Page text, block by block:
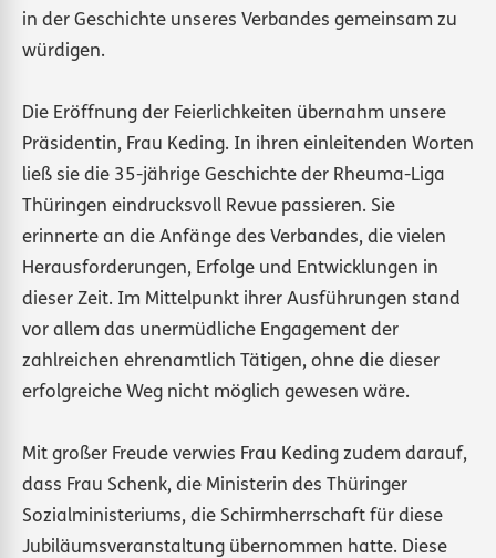
in der Geschichte unseres Verbandes gemeinsam zu
würdigen.
Die Eröffnung der Feierlichkeiten übernahm unsere
Präsidentin, Frau Keding. In ihren einleitenden Worten
ließ sie die 35-jährige Geschichte der Rheuma-Liga
Thüringen eindrucksvoll Revue passieren. Sie
erinnerte an die Anfänge des Verbandes, die vielen
Herausforderungen, Erfolge und Entwicklungen in
dieser Zeit. Im Mittelpunkt ihrer Ausführungen stand
vor allem das unermüdliche Engagement der
zahlreichen ehrenamtlich Tätigen, ohne die dieser
erfolgreiche Weg nicht möglich gewesen wäre.
Mit großer Freude verwies Frau Keding zudem darauf,
dass Frau Schenk, die Ministerin des Thüringer
Sozialministeriums, die Schirmherrschaft für diese
Jubiläumsveranstaltung übernommen hatte. Diese